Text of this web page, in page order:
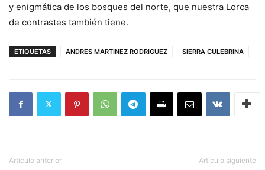
y enigmática de los bosques del norte, que nuestra Lorca
de contrastes también tiene.
ETIQUETAS ANDRES MARTINEZ RODRIGUEZ SIERRA CULEBRINA
Artículo anterior Artículo siguiente